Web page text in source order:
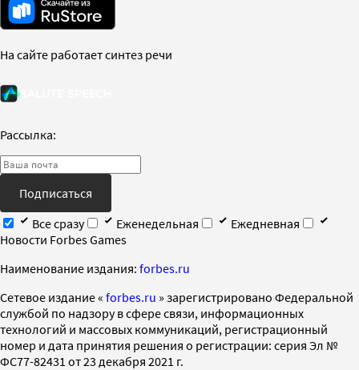
На сайте работает синтез речи
Рассылка:
Подписаться
Все сразу
Еженедельная
Ежедневная
Новости Forbes Games
Наименование издания: forbes.ru
Cетевое издание « forbes.ru » зарегистрировано Федеральной
службой по надзору в сфере связи, информационных
технологий и массовых коммуникаций, регистрационный
номер и дата принятия решения о регистрации: серия Эл №
ФС77-82431 от 23 декабря 2021 г.